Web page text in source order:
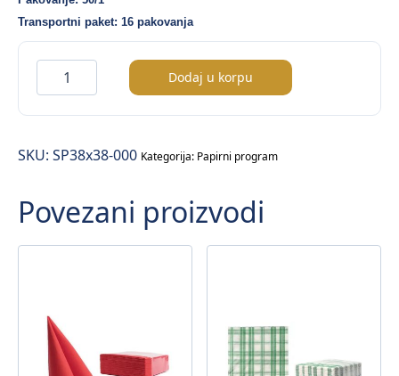
Transportni paket: 16 pakovanja
Point
salveta
bijela
(38×38)
–
50/1
Dodaj u korpu
SKU: SP38x38-000 Kategorija: Papirni program
Povezani proizvodi